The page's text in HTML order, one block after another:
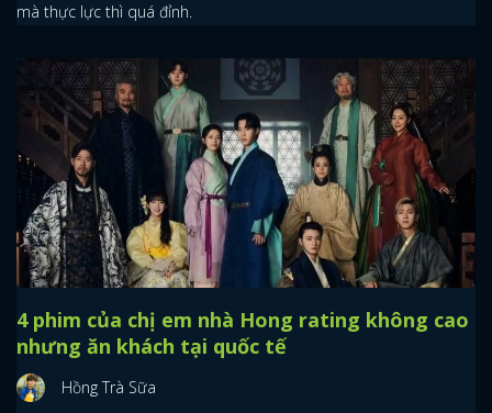
mà thực lực thì quá đỉnh.
4 phim của chị em nhà Hong rating không cao
nhưng ăn khách tại quốc tế
Hồng Trà Sữa